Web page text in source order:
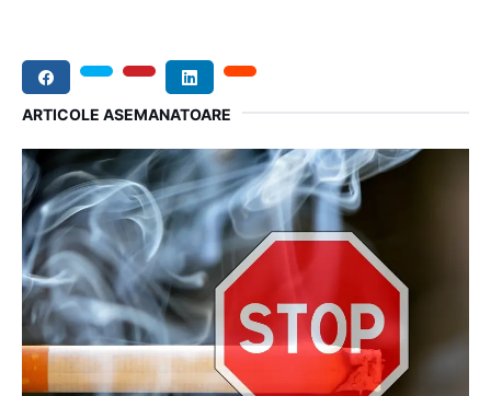
de T3, hormonul responsabil cu activarea
metabolismului.
Renunţaţi la fumat!Mulţi compuşi din ţigarete
sa de secreţie hormonală.
Consumaţi mai multe alimente ce conţin seleniu!
mineral este necesar în procesul de secreţie hormonală pe
care îl desfăşoară tiroida şi îl puteţi găsi în ouă, nuci braziliene,
fructe de mare, sardine la conservă, carne de vită, de curcan,
ficat de vită, pui, spanac.
TAGS: TIROIDA FEMEI SANATATE